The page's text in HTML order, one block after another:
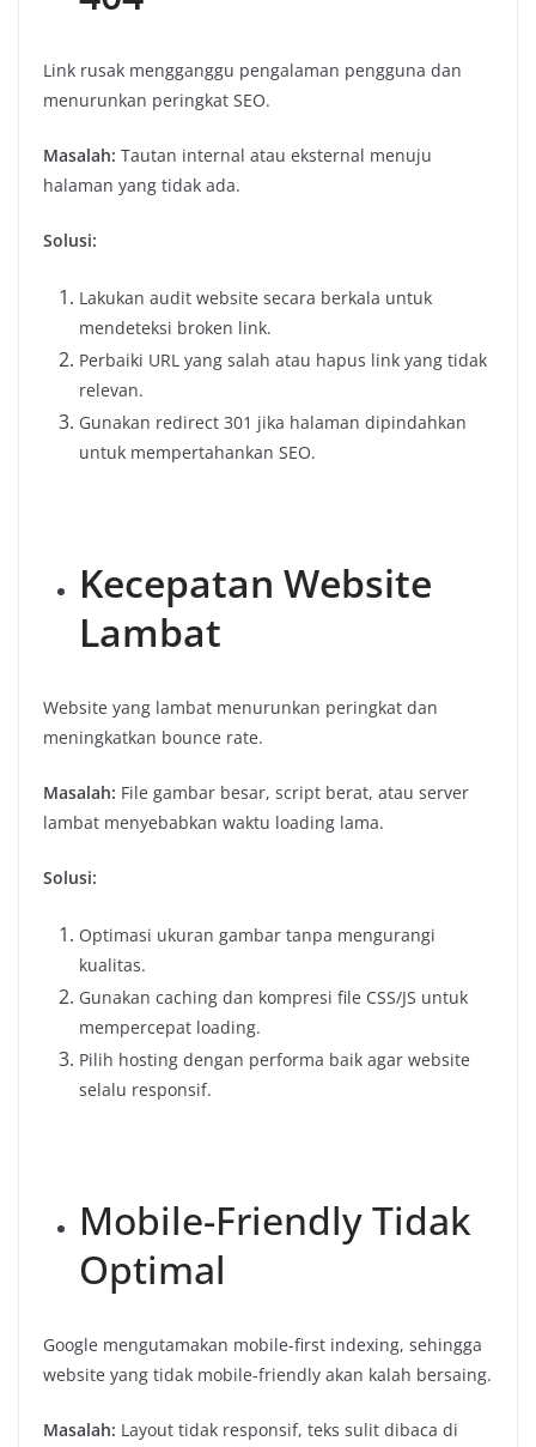
Link rusak mengganggu pengalaman pengguna dan
menurunkan peringkat SEO.
Masalah: Tautan internal atau eksternal menuju
halaman yang tidak ada.
Solusi:
Lakukan audit website secara berkala untuk
mendeteksi broken link.
Perbaiki URL yang salah atau hapus link yang tidak
relevan.
Gunakan redirect 301 jika halaman dipindahkan
untuk mempertahankan SEO.
Kecepatan Website
Lambat
Website yang lambat menurunkan peringkat dan
meningkatkan bounce rate.
Masalah: File gambar besar, script berat, atau server
lambat menyebabkan waktu loading lama.
Solusi:
Optimasi ukuran gambar tanpa mengurangi
kualitas.
Gunakan caching dan kompresi file CSS/JS untuk
mempercepat loading.
Pilih hosting dengan performa baik agar website
selalu responsif.
Mobile-Friendly Tidak
Optimal
Google mengutamakan mobile-first indexing, sehingga
website yang tidak mobile-friendly akan kalah bersaing.
Masalah: Layout tidak responsif, teks sulit dibaca di